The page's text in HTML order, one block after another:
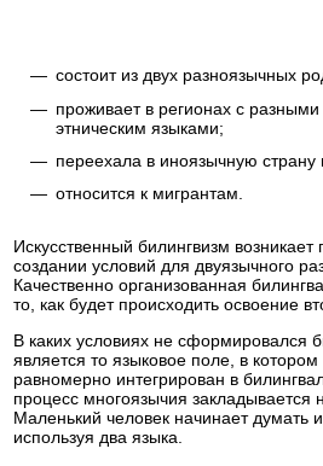
состоит из двух разноязычных
проживает в регионах с
этническим языками;
переехала в иноязычную страну
относится к мигрантам.
Искусственный билингвизм
создании условий для двуязычного
Качественно организованная
то, как будет происходить освоение
В каких условиях не сформировался
является то языковое поле, в
равномерно интегрирован в
процесс многоязычия закладывается
Маленький человек начинает думать
используя два языка.